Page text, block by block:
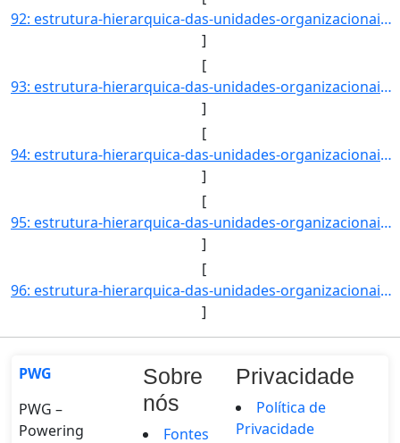
92: estrutura-hierarquica-das-unidades-organizacionais-localizadas-na-reitoria-do-ifmg-Secretaria_de_Pos]
]
[
93: estrutura-hierarquica-das-unidades-organizacionais-localizadas-na-reitoria-do-ifmg-Campus_Betim_-_CB]
]
[
94: estrutura-hierarquica-das-unidades-organizacionais-localizadas-na-reitoria-do-ifmg-Coordenadoria_de_]
]
[
95: estrutura-hierarquica-das-unidades-organizacionais-localizadas-na-reitoria-do-ifmg-Diretoria_de_Admi]
]
[
96: estrutura-hierarquica-das-unidades-organizacionais-localizadas-na-reitoria-do-ifmg-Coordenadoria_de_]
]
PWG
PWG –
Powering
Sobre
nós
Fontes
Privacidade
Política de
Privacidade